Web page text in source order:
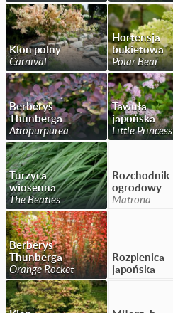
Klon polny
Carnival
Hortensja
bukietowa
Polar Bear
Berberys
Thunberga
Atropurpurea
Tawuła
japońska
Little Princess
Turzyca
wiosenna
The Beatles
Rozchodnik
ogrodowy
Matrona
Berberys
Thunberga
Orange Rocket
Rozplenica
japońska